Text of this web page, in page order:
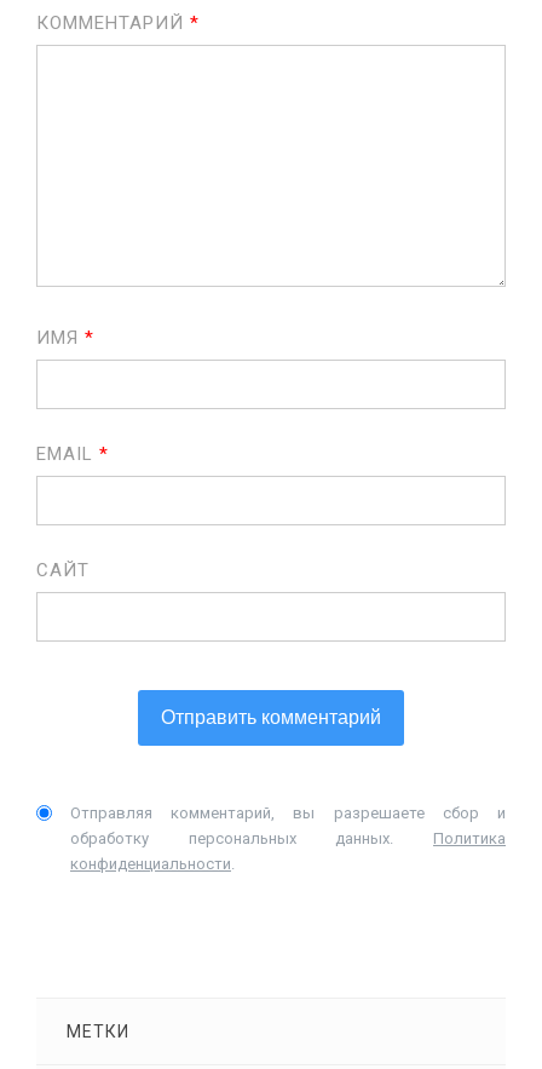
КОММЕНТАРИЙ *
ИМЯ *
EMAIL *
САЙТ
Отправляя комментарий, вы разрешаете сбор и
обработку персональных данных. Политика
конфиденциальности.
МЕТКИ